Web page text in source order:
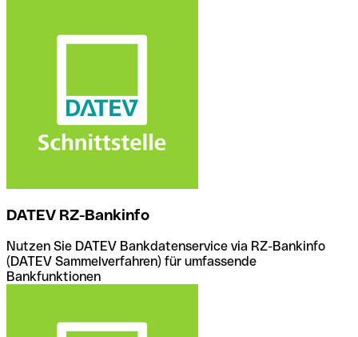
DATEV RZ-Bankinfo
Nutzen Sie DATEV Bankdatenservice via RZ-Bankinfo
(DATEV Sammelverfahren) für umfassende
Bankfunktionen